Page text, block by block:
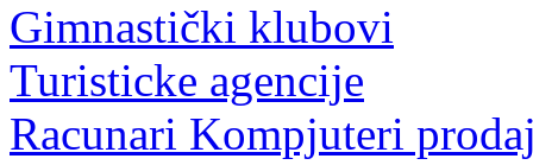
Gimnastički klubovi
Turisticke agencije
Racunari Kompjuteri